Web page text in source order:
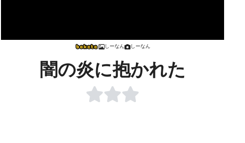
しーなん しーなん
闇の炎に抱かれた